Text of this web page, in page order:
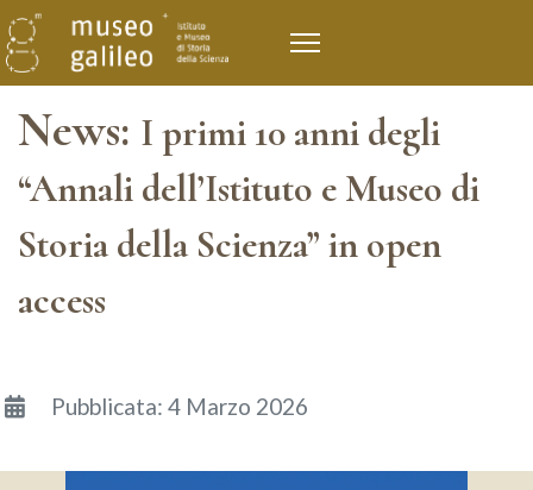
News: I primi 10 anni degli
“Annali dell’Istituto e Museo di
Storia della Scienza” in open
access
DettagliPubblicata: 4 Marzo 2026